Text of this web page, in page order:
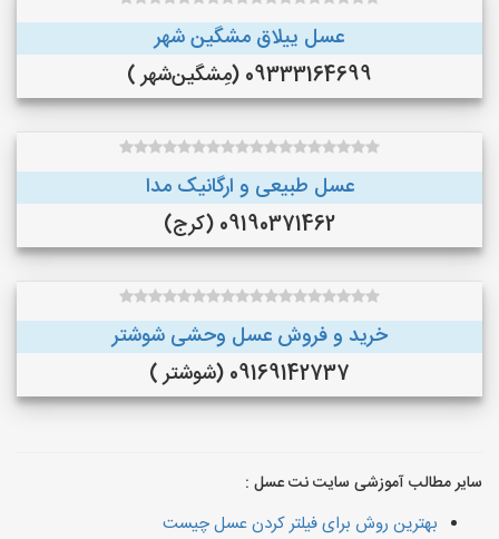
عسل ییلاق مشگین شهر
09333164699 (مِشگین‌شهر )
عسل طبیعی و ارگانیک مدا
09190371462 (کرج)
خرید و فروش عسل وحشی شوشتر
09169142737 (شوشتر )
سایر مطالب آموزشی سایت نت عسل :
بهترین روش برای فیلتر کردن عسل چیست